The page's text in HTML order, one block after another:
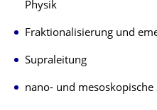
Physik
Fraktionalisierung und
Supraleitung
nano- und mesoskopische